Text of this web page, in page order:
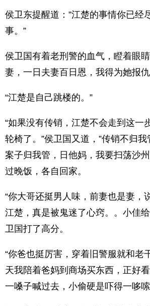
侯卫东提醒道：”江楚的事情你已经
事。”
侯卫国有着老刑警的血气，瞪着眼
妻，一日夫妻百日恩，我得为她报
“江楚是自己跳楼的。”
“如果没有传销，江楚不会走到这一
轮椅了。”侯卫国又道，”传销不归
案子归我管，日他妈，我要扫荡沙
过晚饭，各自回家。
“你大哥还挺男人味，前妻也是妻，
江楚，真是被鬼迷了心窍。。小佳
卫国打了高分。
“你爸也挺厉害，穿着旧警服就和老
天我陪着爸妈到商场买东西，正好
一嗓子喊过去，小偷硬是吓得一哆